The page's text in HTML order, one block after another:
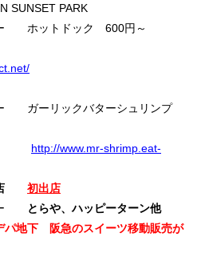
PARK
ドック 600円～
クバターシュリンプ
http://www.mr-shrimp.eat-
初出店
とらや、ハッピーターン他
パ地下 阪急のスイーツ移動販売が